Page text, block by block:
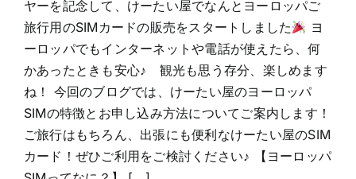
ヤーを記念して、けーたい屋でなんとヨーロッパご
旅行用のSIMカードの販売をスタートしました
ヨ
ーロッパでもインターネットや電話が使えたら、何
かあったときも安心♪ 観光も思う存分、楽しめます
ね！ 今回のブログでは、けーたい屋のヨーロッパ
SIMの特徴とお申し込み方法についてご案内します！
ご旅行はもちろん、出張にも便利なけーたい屋のSIM
カード！ぜひご利用をご検討ください♪ 【ヨーロッパ